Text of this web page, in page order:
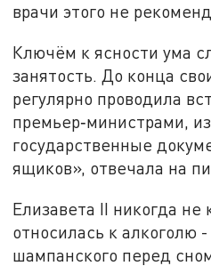
врачи этого не
Ключём к ясности ума
занятость. До конца
регулярно проводила
премьер‑министрами,
государственные
ящиков», отвечала на
Елизавета II никогда не
относилась к алкоголю
шампанского перед